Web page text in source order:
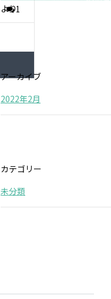
1
より
アーカイブ
2022年2月
カテゴリー
未分類